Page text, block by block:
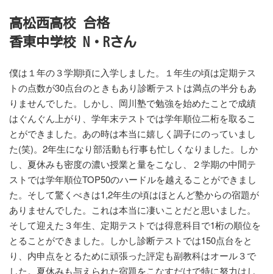
高松西高校 合格
香東中学校 N・Rさん
僕は１年の３学期頃に入学しました。１年生の頃は定期テス
トの点数が30点台のときもあり診断テストは満点の半分もあ
りませんでした。しかし、岡川塾で勉強を始めたことで成績
はぐんぐん上がり、学年末テストでは学年順位二桁を取るこ
とができました。あの時は本当に嬉しく調子にのっていまし
た(笑)。2年生になり部活動も行事も忙しくなりました。しか
し、夏休みも密度の濃い授業と量をこなし、２学期の中間テ
ストでは学年順位TOP50のハードルを越えることができまし
た。そして驚くべきは1,2年生の頃はほとんど塾からの宿題が
ありませんでした。これは本当に凄いことだと思いました。
そして迎えた３年生、定期テストでは得意科目で1桁の順位を
とることができました。しかし診断テストでは150点台をと
り、内申点をとるために頑張った評定も副教科はオール３で
した。夏休みも与えられた宿題をこなすだけで特に努力はし